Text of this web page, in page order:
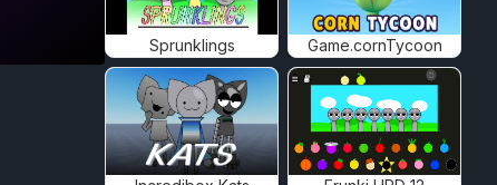
Sprunklings Game.cornTycoon